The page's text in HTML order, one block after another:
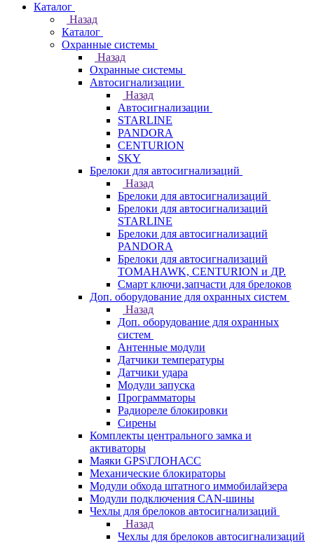
Каталог
Назад
Каталог
Охранные системы
Назад
Охранные системы
Автосигнализации
Назад
Автосигнализации
STARLINE
PANDORA
CENTURION
SKY
Брелоки для автосигнализаций
Назад
Брелоки для автосигнализаций
Брелоки для автосигнализаций
STARLINE
Брелоки для автосигнализаций
PANDORA
Брелоки для автосигнализаций
TOMAHAWK, CENTURION и ДР.
Смарт ключи,запчасти для брелоков
Доп. оборудование для охранных систем
Назад
Доп. оборудование для охранных
систем
Антенные модули
Датчики температуры
Датчики удара
Модули запуска
Программаторы
Радиореле блокировки
Сирены
Комплекты центрального замка и
активаторы
Маяки GPS\ГЛОНАСС
Механические блокираторы
Модули обхода штатного иммобилайзера
Модули подключения CAN-шины
Чехлы для брелоков автосигнализаций
Назад
Чехлы для брелоков автосигнализаций